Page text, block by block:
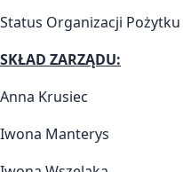
Status Organizacji
SKŁAD ZARZĄDU:
Anna Krusiec
Iwona Manterys